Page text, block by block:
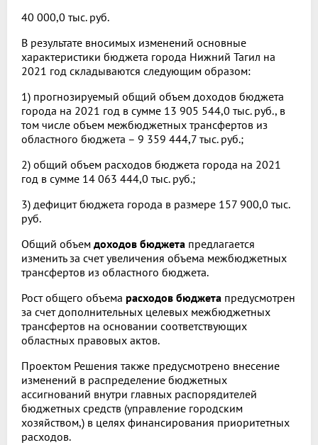
40 000,0 тыс. руб.
В результате вносимых изменений основные
характеристики бюджета города Нижний Тагил на
2021 год складываются следующим образом:
1) прогнозируемый общий объем доходов бюджета
города на 2021 год в сумме 13 905 544,0 тыс. руб., в
том числе объем межбюджетных трансфертов из
областного бюджета – 9 359 444,7 тыс. руб.;
2) общий объем расходов бюджета города на 2021
год в сумме 14 063 444,0 тыс. руб.;
3) дефицит бюджета города в размере 157 900,0 тыс.
руб.
Общий объем доходов бюджета предлагается
изменить за счет увеличения объема межбюджетных
трансфертов из областного бюджета.
Рост общего объема расходов бюджета предусмотрен
за счет дополнительных целевых межбюджетных
трансфертов на основании соответствующих
областных правовых актов.
Проектом Решения также предусмотрено внесение
изменений в распределение бюджетных
ассигнований внутри главных распорядителей
бюджетных средств (управление городским
хозяйством,) в целях финансирования приоритетных
расходов.